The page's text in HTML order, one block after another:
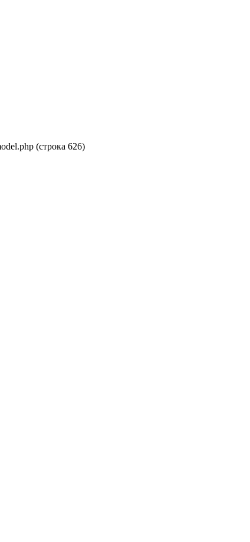
(строка 626)